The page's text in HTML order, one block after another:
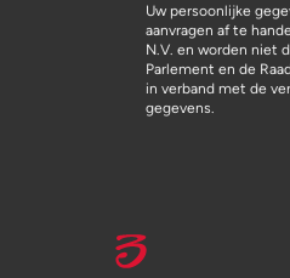
Uw persoonlijke
aanvragen af te
N.V. en worden niet
Parlement en de
in verband met de
gegevens.